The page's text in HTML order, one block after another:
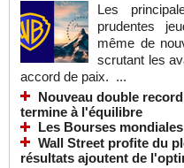
Les
prudentes
même de
scrutant les
accord de paix. ...
Nouveau double
termine à l'équilibre
Les Bourses
Wall Street profite du
résultats ajoutent de